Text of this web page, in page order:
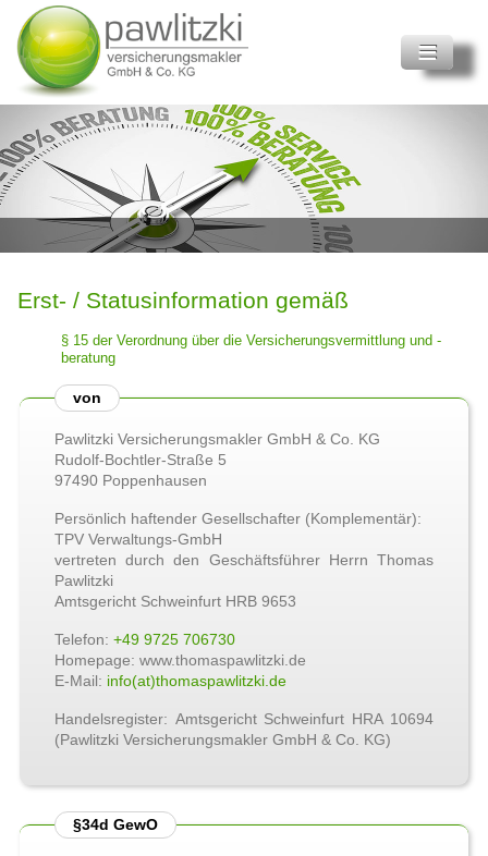
Home
Privatversicherungen
Gewerbeversicherungen
Schadenmanagement
Erst- / Statusinformation gemäß
§ 15 der Verordnung über die Versicherungsvermittlung und -
beratung
von
Pawlitzki Versicherungsmakler GmbH & Co. KG
Rudolf-Bochtler-Straße 5
97490 Poppenhausen
Persönlich haftender Gesellschafter (Komplementär):
TPV Verwaltungs-GmbH
vertreten durch den Geschäftsführer Herrn Thomas
Pawlitzki
Amtsgericht Schweinfurt HRB 9653
Telefon: +49 9725 706730
Homepage: www.thomaspawlitzki.de
E-Mail: info(at)thomaspawlitzki.de
Handelsregister: Amtsgericht Schweinfurt HRA 10694
(Pawlitzki Versicherungsmakler GmbH & Co. KG)
§34d GewO